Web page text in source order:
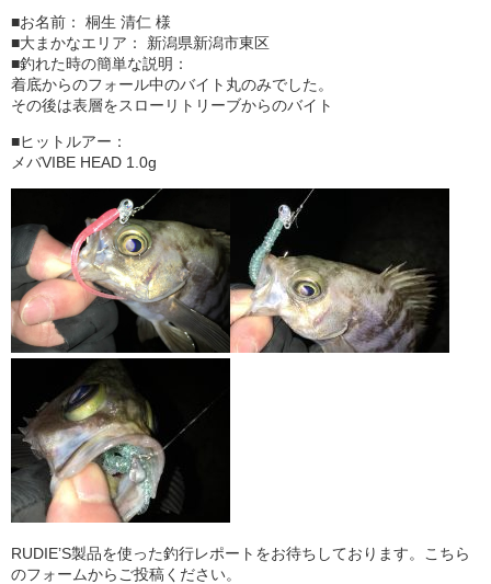
■お名前： 桐生 清仁 様
■大まかなエリア： 新潟県新潟市東区
■釣れた時の簡単な説明：
着底からのフォール中のバイト丸のみでした。
その後は表層をスローリトリーブからのバイト
■ヒットルアー：
メバVIBE HEAD 1.0g
RUDIE’S製品を使った釣行レポートをお待ちしております。こちら
のフォームからご投稿ください。